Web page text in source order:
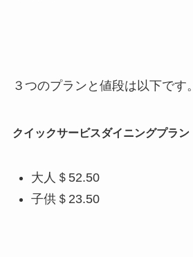
３つのプランと値段は以下です。
クイックサービスダイニングプラン
大人＄52.50
子供＄23.50